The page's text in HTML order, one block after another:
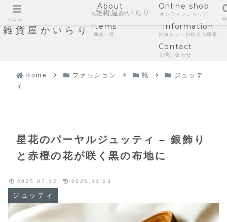
雑貨屋かいらり
About
私たちについて
Online shop
オンラインショップ
Items
商品一覧
Information
お知らせ・お役立ち情報
Contact
お問い合わせ
Home ファッション 靴
ジュッテ
ィ
星花のパーヤルジュッティ – 銀飾り
と赤橙の花が咲く黒の布地に
ジュッティ
2025.07.17 2025.11.23
メニュー
雑貨屋かいらり